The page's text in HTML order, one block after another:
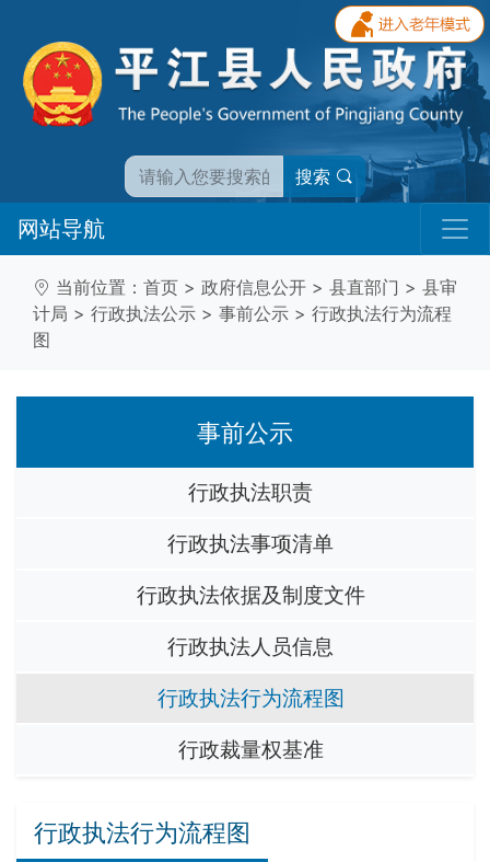
搜索
网站导航
当前位置： 首页 > 政府信息公开 > 县直部门 > 县审
计局 > 行政执法公示 > 事前公示 > 行政执法行为流程
图
事前公示
行政执法职责
行政执法事项清单
行政执法依据及制度文件
行政执法人员信息
行政执法行为流程图
行政裁量权基准
行政执法行为流程图